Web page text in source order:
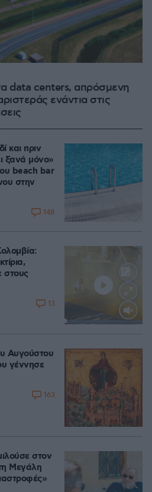
data centers, απρόσμενη
ενάντια στις
και πριν
ξανά μόνο»
beach bar
στην
148
στους
13
Αυγούστου
γέννησε
163
στον
Μεγάλη